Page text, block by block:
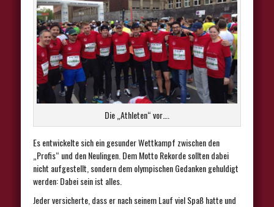
Die „Athleten“ vor….
Es entwickelte sich ein gesunder Wettkampf zwischen den
„Profis“ und den Neulingen. Dem Motto Rekorde sollten dabei
nicht aufgestellt, sondern dem olympischen Gedanken gehuldigt
werden: Dabei sein ist alles.
Jeder versicherte, dass er nach seinem Lauf viel Spaß hatte und